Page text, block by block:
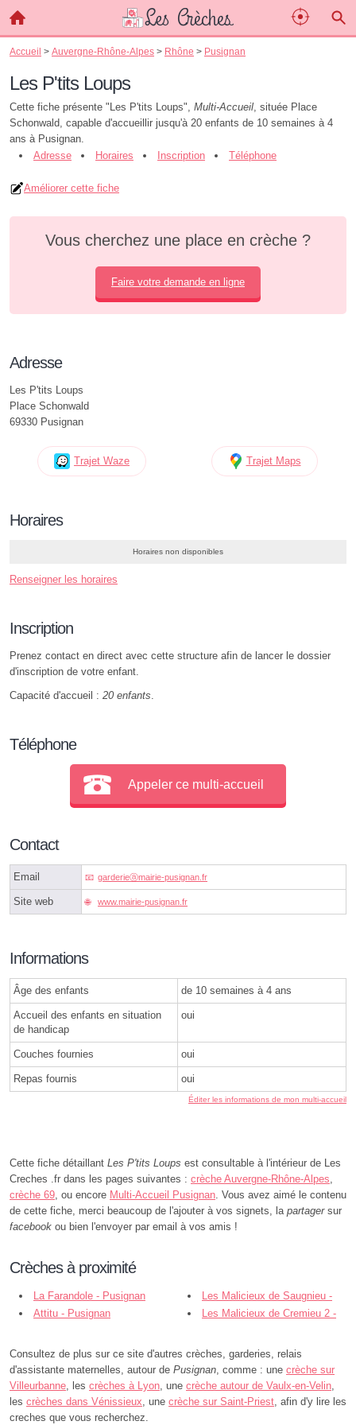
Accueil > Auvergne-Rhône-Alpes > Rhône > Pusignan
Les P'tits Loups
Cette fiche présente "Les P'tits Loups", Multi-Accueil, située Place
Schonwald, capable d'accueillir jusqu'à 20 enfants de 10 semaines à 4
ans à Pusignan.
Adresse
Horaires Inscription Téléphone
Améliorer cette fiche
Vous cherchez une place en crèche ?
Faire votre demande en ligne
Adresse
Les P'tits Loups
Place Schonwald
69330 Pusignan
Trajet Waze Trajet Maps
Horaires
Horaires non disponibles
Renseigner les horaires
Inscription
Prenez contact en direct avec cette structure afin de lancer le dossier
d'inscription de votre enfant.
Capacité d'accueil : 20 enfants.
Téléphone
Appeler ce multi-accueil
Contact
Email garderieⓐmairie-pusignan.fr
Site web www.mairie-pusignan.fr
Informations
Âge des enfants de 10 semaines à 4 ans
Accueil des enfants en situation
de handicap
oui
Couches fournies oui
Repas fournis oui
Éditer les informations de mon multi-accueil
Cette fiche détaillant Les P'tits Loups est consultable à l'intérieur de Les
Creches .fr dans les pages suivantes : crèche Auvergne-Rhône-Alpes,
crèche 69, ou encore Multi-Accueil Pusignan. Vous avez aimé le contenu
de cette fiche, merci beaucoup de l'ajouter à vos signets, la partagersur
facebook ou bien l'envoyer par email à vos amis !
Crèches à proximité
La Farandole - Pusignan
Les Malicieux de Saugnieu -
Pusignan
Attitu - Pusignan
Les Malicieux de Cremieu 2 -
Consultez de plus sur ce site d'autres crèches, garderies, relais
d'assistante maternelles, autour de Pusignan, comme : une crèche sur
Villeurbanne, les crèches à Lyon, une crèche autour de Vaulx-en-Velin,
les crèches dans Vénissieux, une crèche sur Saint-Priest, afin d'y lire les
creches que vous recherchez.